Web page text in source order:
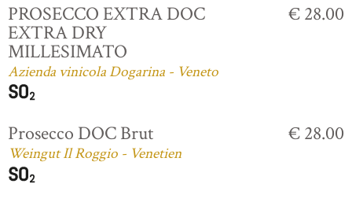
PROSECCO EXTRA DOC
EXTRA DRY
MILLESIMATO
Azienda vinicola Dogarina - Veneto
€ 28.00
Prosecco DOC Brut
Weingut Il Roggio - Venetien
€ 28.00